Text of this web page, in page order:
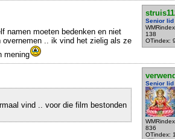
Senior lid
138
OTindex:
namen moeten bedenken en niet
overnemen .. ik vind het zielig als ze
mening
Senior lid
836
OTindex:
vind .. voor die film bestonden